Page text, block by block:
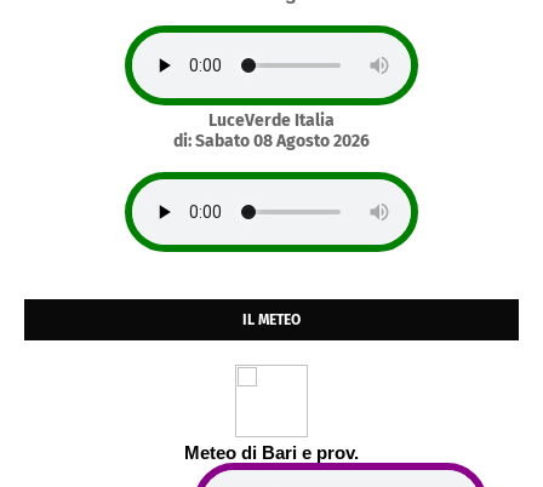
LuceVerde Italia
di: Sabato 08 Agosto 2026
IL METEO
Meteo di Bari e prov.